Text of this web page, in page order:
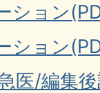
ション
ション
医/編集